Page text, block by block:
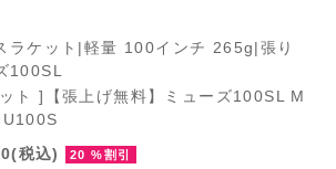
ラケット|軽量 100インチ 265g|張り
100SL
ト ]【張上げ無料】ミューズ100SL M
税込)
20 %割引